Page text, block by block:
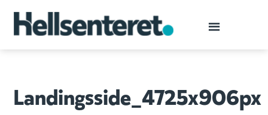
Landingsside_4725x906px